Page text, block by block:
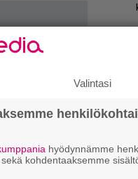
Valintasi
hyödynnämme
kohdentaaksemme